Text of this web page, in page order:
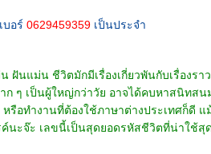
อร์ 0629459359 เป็นประจำ
ฝันแม่น ชีวิตมักมีเรื่องเกี่ยวพันกับเรื่อง
ๆ เป็นผู้ใหญ่กว่าวัย อาจได้คบหาสนิทสน
รือทำงานที่ต้องใช้ภาษาต่างประเทศก็ดี
ค์นะจ๊ะ เลขนี้เป็นสุดยอดรหัสชีวิตที่น่าใช้สุ